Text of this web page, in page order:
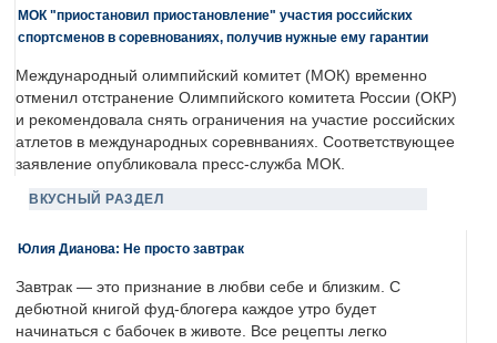
МОК "приостановил приостановление" участия российских
спортсменов в соревнованиях, получив нужные ему гарантии
Международный олимпийский комитет (МОК) временно
отменил отстранение Олимпийского комитета России (ОКР)
и рекомендовала снять ограничения на участие российских
атлетов в международных соревнваниях. Соответствующее
заявление опубликовала пресс-служба МОК.
ВКУСНЫЙ РАЗДЕЛ
Юлия Дианова: Не просто завтрак
Завтрак — это признание в любви себе и близким. С
дебютной книгой фуд-блогера каждое утро будет
начинаться с бабочек в животе. Все рецепты легко